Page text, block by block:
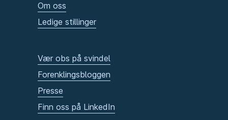
Om oss
Ledige stillinger
Vær obs på svindel
Forenklingsbloggen
Presse
Finn oss på LinkedIn